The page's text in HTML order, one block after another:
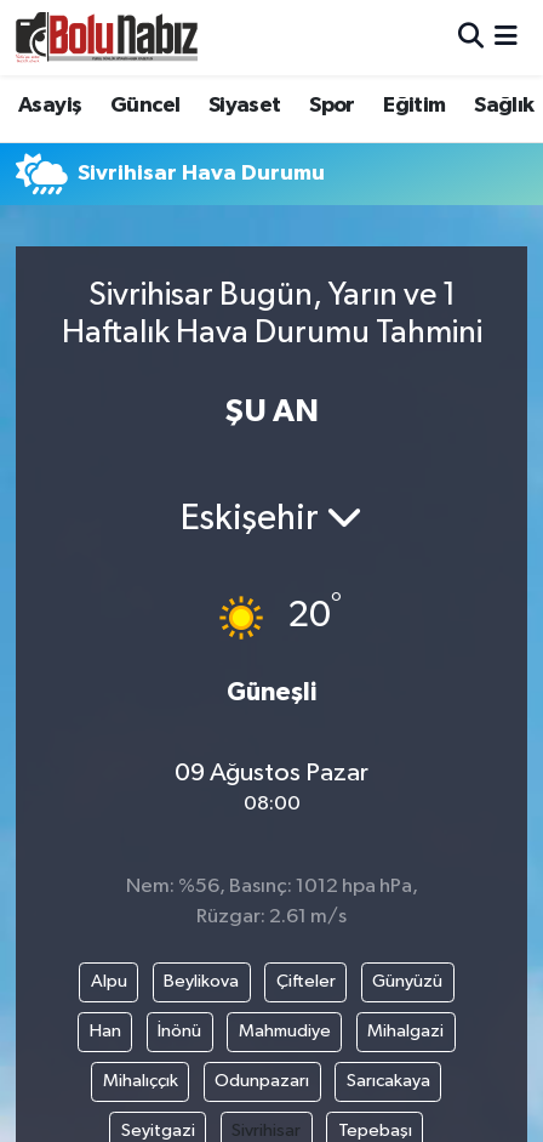
Asayiş Güncel Siyaset Spor Eğitim Sağlık
Sivrihisar Hava Durumu
Sivrihisar Bugün, Yarın ve 1
Haftalık Hava Durumu Tahmini
ŞU AN
Eskişehir
20°
Güneşli
09 Ağustos Pazar
08:00
Nem: %56, Basınç: 1012 hpa hPa,
Rüzgar: 2.61 m/s
Alpu Beylikova Çifteler Günyüzü
Han İnönü Mahmudiye Mihalgazi
Mihalıççık Odunpazarı Sarıcakaya
Seyitgazi Sivrihisar Tepebaşı
Bolu Trafik Yoğunluk Haritası
Süper Lig Puan Durumu ve Fikstür